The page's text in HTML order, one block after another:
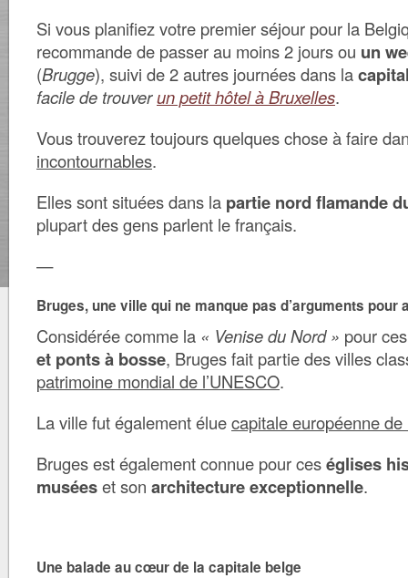
Si vous planifiez votre premier séjour pour la
recommande de passer au moins 2 jours ou un
(Brugge), suivi de 2 autres journées dans la
facile de trouverun petit hôtel à Bruxelles.
Vous trouverez toujours quelques chose à faire
incontournables.
Elles sont situées dans la partie nord flamande
plupart des gens parlent le français.
—
Bruges, une ville qui ne manque pas d’arguments
Considérée comme la « Venise du Nord » pour
et ponts à bosse, Bruges fait partie des villes
patrimoine mondial de l’UNESCO.
La ville fut également éluecapitale européenne
Bruges est également connue pour ceséglises
muséeset son architecture exceptionnelle.
Une balade au cœur de la capitale belge